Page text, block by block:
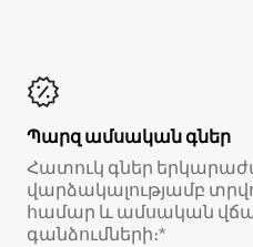
Պարզ ամսական գներ
Հատուկ գներ
վարձակալությամբ
համար և ամսական
գանձումների։*